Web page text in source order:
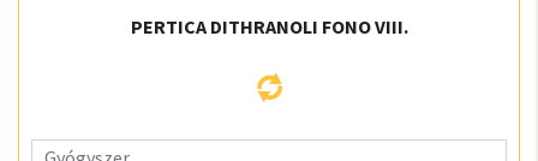
PERTICA DITHRANOLI FONO VIII.